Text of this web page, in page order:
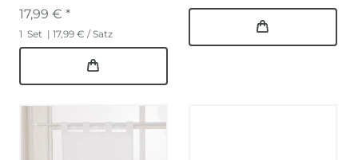
17,99 € *
1 Set | 17,99 € / Satz